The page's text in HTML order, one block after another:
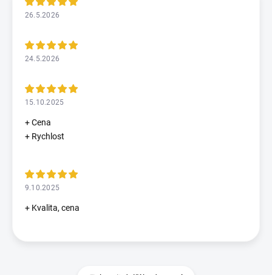
26.5.2026
24.5.2026
15.10.2025
+ Cena
+ Rychlost
9.10.2025
+ Kvalita, cena